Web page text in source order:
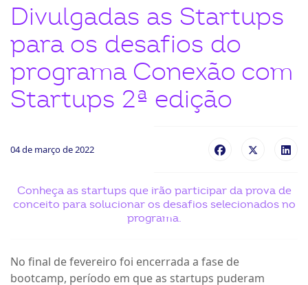
Divulgadas as Startups
para os desafios do
programa Conexão com
Startups 2ª edição
04 de março de 2022
Conheça as startups que irão participar da prova de
conceito para solucionar os desafios selecionados no
programa.
No final de fevereiro foi encerrada a fase de
bootcamp, período em que as startups puderam